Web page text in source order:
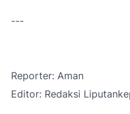
---
Reporter: Aman
Editor: Redaksi